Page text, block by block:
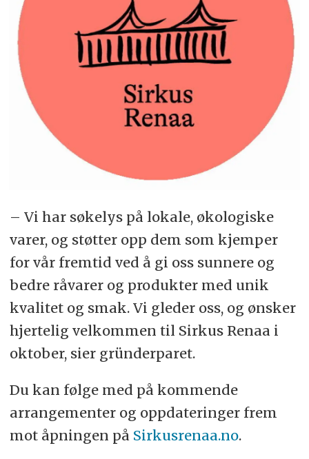
– Vi har søkelys på lokale, økologiske
varer, og støtter opp dem som kjemper
for vår fremtid ved å gi oss sunnere og
bedre råvarer og produkter med unik
kvalitet og smak. Vi gleder oss, og ønsker
hjertelig velkommen til Sirkus Renaa i
oktober, sier gründerparet.
Du kan følge med på kommende
arrangementer og oppdateringer frem
mot åpningen på Sirkusrenaa.no.